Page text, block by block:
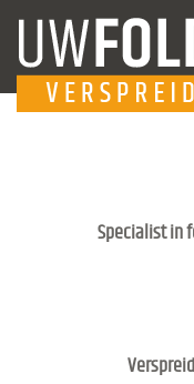
Specialist in